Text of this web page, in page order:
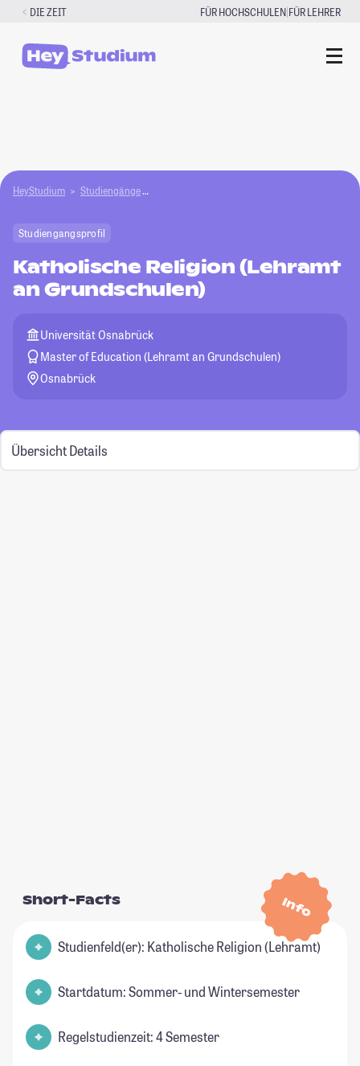
Zum
springen
DIE ZEIT FÜR HOCHSCHULEN|FÜR LEHRER
HeyStudium Studiengänge Katholische Religion (Lehramt an
Studiengangsprofil
Katholische Religion (Lehramt
an Grundschulen)
Universität Osnabrück
Master of Education (Lehramt an Grundschulen)
Osnabrück
Übersicht Details
Info
Short-Facts
Studienfeld(er): Katholische Religion (Lehramt)
Startdatum: Sommer- und Wintersemester
Regelstudienzeit: 4 Semester